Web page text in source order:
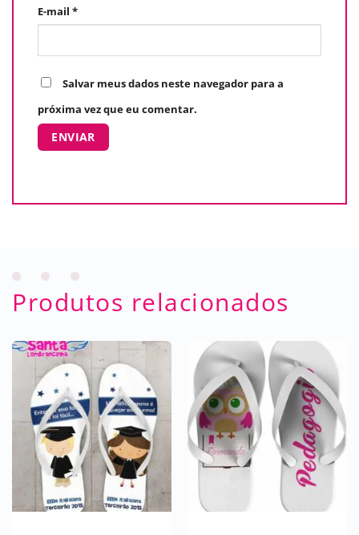
E-mail *
Salvar meus dados neste navegador para a
próxima vez que eu comentar.
Produtos relacionados